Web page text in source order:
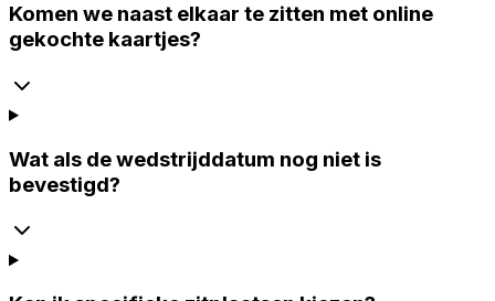
Komen we naast elkaar te zitten met online
gekochte kaartjes?
Wat als de wedstrijddatum nog niet is
bevestigd?